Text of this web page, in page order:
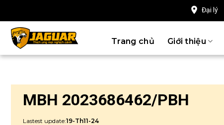
dung
Đại lý
Trang chủ Giới thiệu
MBH 2023686462/PBH
Lastest update:19-Th11-24